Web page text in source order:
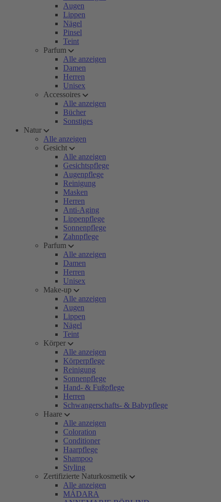
Augen
Lippen
Nägel
Pinsel
Teint
Parfum
Alle anzeigen
Damen
Herren
Unisex
Accessoires
Alle anzeigen
Bücher
Sonstiges
Natur
Alle anzeigen
Gesicht
Alle anzeigen
Gesichtspflege
Augenpflege
Reinigung
Masken
Herren
Anti-Aging
Lippenpflege
Sonnenpflege
Zahnpflege
Parfum
Alle anzeigen
Damen
Herren
Unisex
Make-up
Alle anzeigen
Augen
Lippen
Nägel
Teint
Körper
Alle anzeigen
Körperpflege
Reinigung
Sonnenpflege
Hand- & Fußpflege
Herren
Schwangerschafts- & Babypflege
Haare
Alle anzeigen
Coloration
Conditioner
Haarpflege
Shampoo
Styling
Zertifizierte Naturkosmetik
Alle anzeigen
MÁDARA